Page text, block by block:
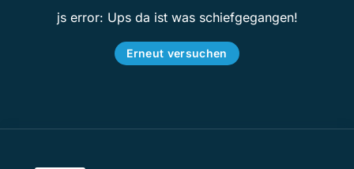
js error: Ups da ist was schiefgegangen!
Erneut versuchen